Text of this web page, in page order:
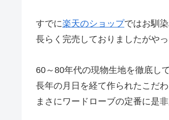
すでに楽天のショップではお馴
長らく完売しておりましたがや
60～80年代の現物生地を徹底し
長年の月日を経て作られたこだ
まさにワードローブの定番に是